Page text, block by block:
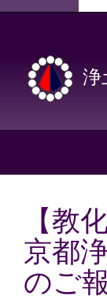
浄
【教
京都
のご